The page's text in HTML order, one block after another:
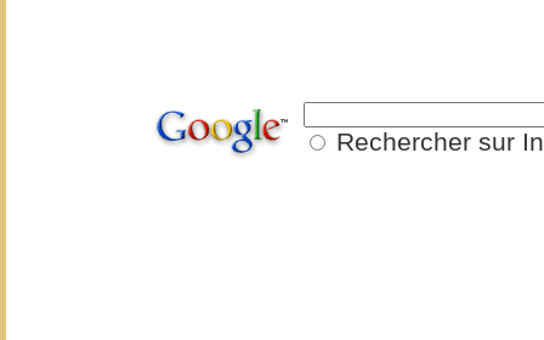
Rechercher sur